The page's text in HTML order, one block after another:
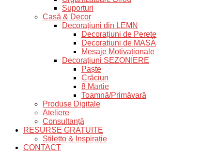
Suporturi
Casă & Decor
Decorațiuni din LEMN
Decorațiuni de Perete
Decorațiuni de MASĂ
Mesaje Motivaționale
Decorațiuni SEZONIERE
Paște
Crăciun
8 Martie
Toamnă/Primăvară
Produse Digitale
Ateliere
Consultanță
RESURSE GRATUITE
Stiletto & Inspirație
CONTACT